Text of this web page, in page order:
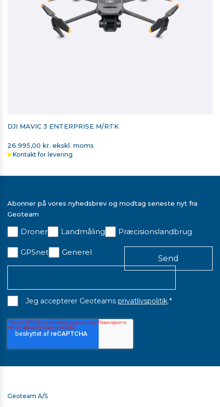
DJI MAVIC 3 ENTERPRISE M/RTK
26.995,00 kr. ekskl. moms
Kontakt for levering
Abonner på vores nyhedsbrev og modtag seneste nyt fra
Geoteam
Droner Landmåling Præcisionslandbrug
GPSnet Generel
Jeg accepterer Geoteams privatlivspolitik.*
Geoteam A/S